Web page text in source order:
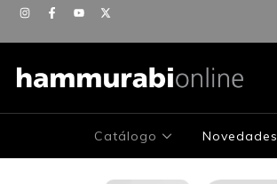
Catálogo Novedades